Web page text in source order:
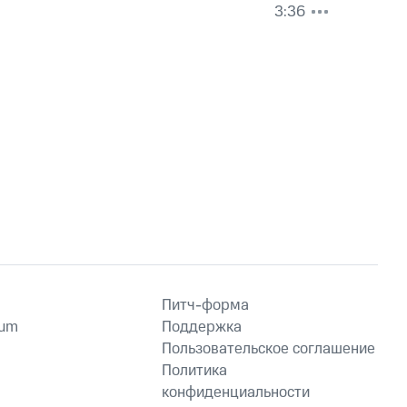
3:36
Питч-форма
Поддержка
Пользовательское соглашение
Политика
конфиденциальности